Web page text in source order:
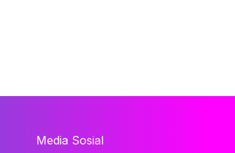
Media Sosial